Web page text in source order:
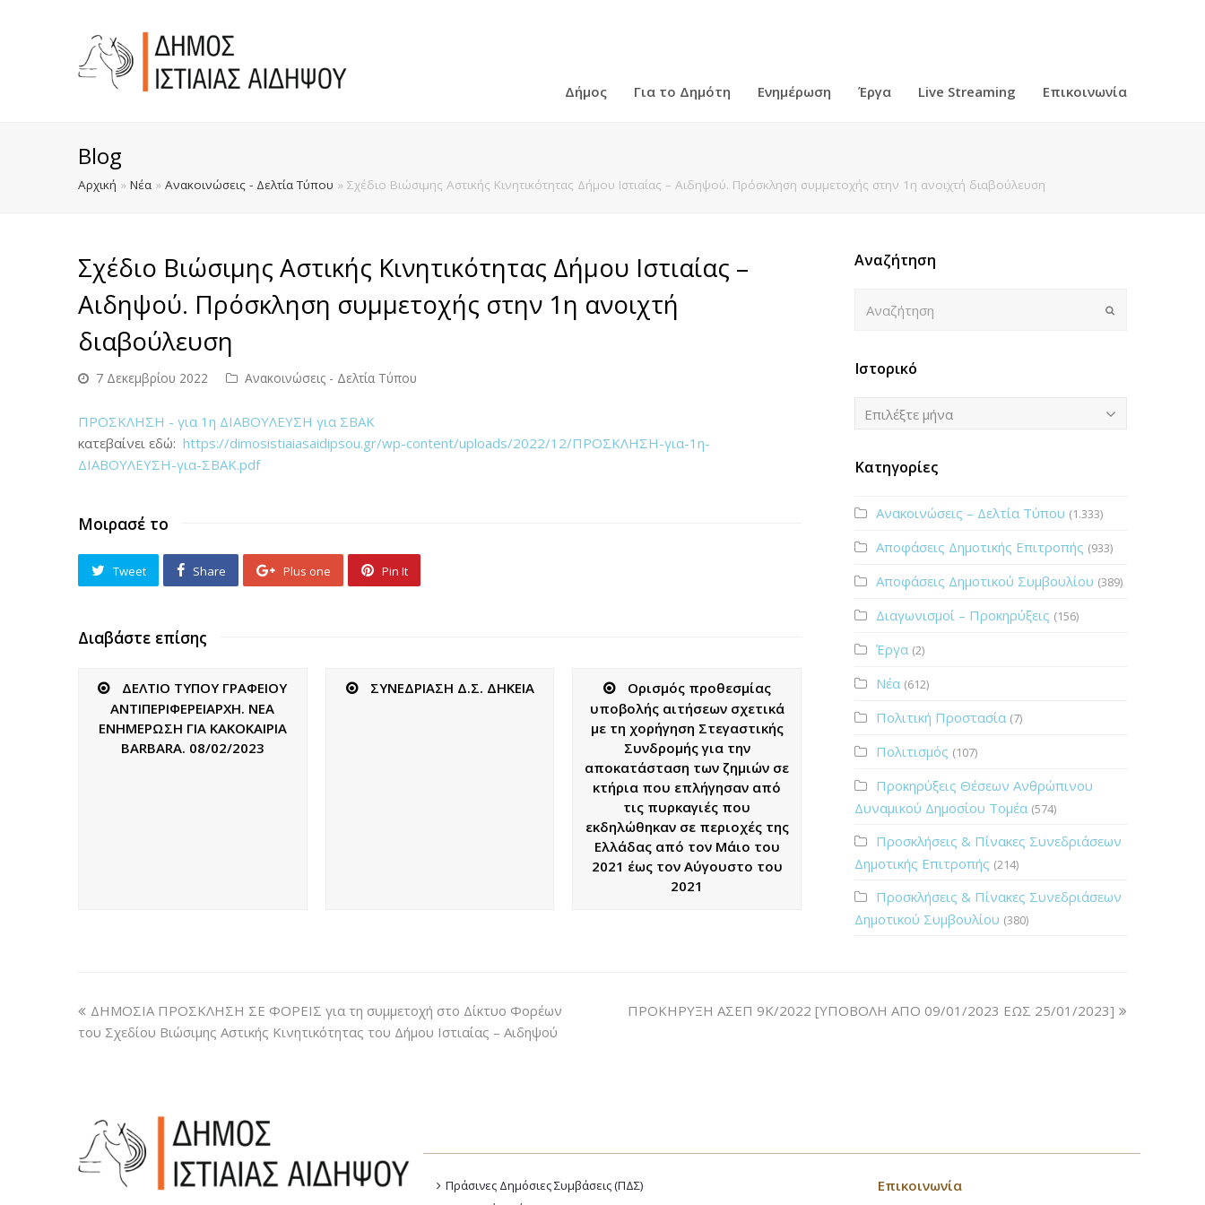
Δήμος Για το Δημότη Ενημέρωση Έργα Live Streaming Επικοινωνία
Blog
Αρχική » Νέα » Ανακοινώσεις - Δελτία Τύπου » Σχέδιο Βιώσιμης Αστικής Κινητικότητας Δήμου Ιστιαίας – Αιδηψού. Πρόσκληση συμμετοχής στην 1η ανοιχτή διαβούλευση
Σχέδιο Βιώσιμης Αστικής Κινητικότητας Δήμου Ιστιαίας –
Αιδηψού. Πρόσκληση συμμετοχής στην 1η ανοιχτή
διαβούλευση
7 Δεκεμβρίου 2022 Ανακοινώσεις - Δελτία Τύπου
ΠΡΟΣΚΛΗΣΗ - για 1η ΔΙΑΒΟΥΛΕΥΣΗ για ΣΒΑΚ
κατεβαίνει εδώ: https://dimosistiaiasaidipsou.gr/wp-content/uploads/2022/12/ΠΡΟΣΚΛΗΣΗ-για-1η-
ΔΙΑΒΟΥΛΕΥΣΗ-για-ΣΒΑΚ.pdf
Μοιρασέ το
Tweet Share Plus one Pin It
Διαβάστε επίσης
ΔΕΛΤΙΟ ΤΥΠΟΥ ΓΡΑΦΕΙΟΥ
ΑΝΤΙΠΕΡΙΦΕΡΕΙΑΡΧΗ. ΝΕΑ
ΕΝΗΜΕΡΩΣΗ ΓΙΑ ΚΑΚΟΚΑΙΡΙΑ
BARBARA. 08/02/2023
ΣΥΝΕΔΡΙΑΣΗ Δ.Σ. ΔΗΚΕΙΑ
Ορισμός προθεσμίας
υποβολής αιτήσεων σχετικά
με τη χορήγηση Στεγαστικής
Συνδρομής για την
αποκατάσταση των ζημιών σε
κτήρια που επλήγησαν από
τις πυρκαγιές που
εκδηλώθηκαν σε περιοχές της
Ελλάδας από τον Μάιο του
2021 έως τον Αύγουστο του
2021
Αναζήτηση
Ιστορικό
Ιστορικό
Επιλέξτε μήνα
Κατηγορίες
Ανακοινώσεις – Δελτία Τύπου (1.333)
Αποφάσεις Δημοτικής Επιτροπής (933)
Αποφάσεις Δημοτικού Συμβουλίου (389)
Διαγωνισμοί – Προκηρύξεις (156)
Έργα (2)
Νέα (612)
Πολιτική Προστασία (7)
Πολιτισμός (107)
Προκηρύξεις Θέσεων Ανθρώπινου
Δυναμικού Δημοσίου Τομέα (574)
Προσκλήσεις & Πίνακες Συνεδριάσεων
Δημοτικής Επιτροπής (214)
Προσκλήσεις & Πίνακες Συνεδριάσεων
Δημοτικού Συμβουλίου (380)
ΔΗΜΟΣΙΑ ΠΡΟΣΚΛΗΣΗ ΣΕ ΦΟΡΕΙΣ για τη συμμετοχή στο Δίκτυο Φορέων
του Σχεδίου Βιώσιμης Αστικής Κινητικότητας του Δήμου Ιστιαίας – Αιδηψού
ΠΡΟΚΗΡΥΞΗ ΑΣΕΠ 9Κ/2022 [ΥΠΟΒΟΛΗ ΑΠΟ 09/01/2023 ΕΩΣ 25/01/2023]
Πράσινες Δημόσιες Συμβάσεις (ΠΔΣ)
Επικοινωνία